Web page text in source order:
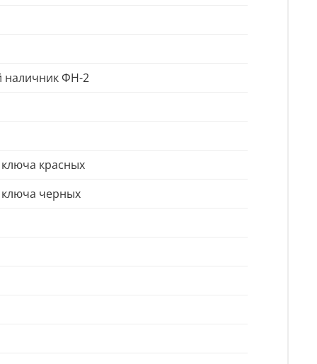
наличник ФН-2
ключа красных
ключа черных